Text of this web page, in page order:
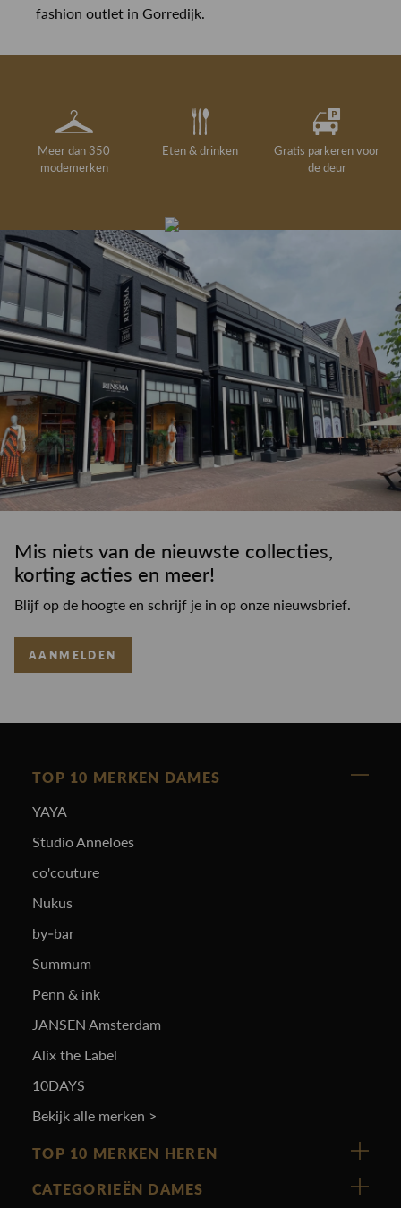
fashion outlet in Gorredijk.
Meer dan 350
modemerken
Eten & drinken
Gratis parkeren voor
de deur
drankje
Gratis retourneren in
de winkel
Deskundig
kledingadvies
Mis niets van de nieuwste collecties,
korting acties en meer!
Blijf op de hoogte en schrijf je in op onze nieuwsbrief.
AANMELDEN
TOP 10 MERKEN DAMES
YAYA
Studio Anneloes
co'couture
Nukus
by-bar
Summum
Penn & ink
JANSEN Amsterdam
Alix the Label
10DAYS
Bekijk alle merken >
TOP 10 MERKEN HEREN
Vanguard
CATEGORIEËN DAMES